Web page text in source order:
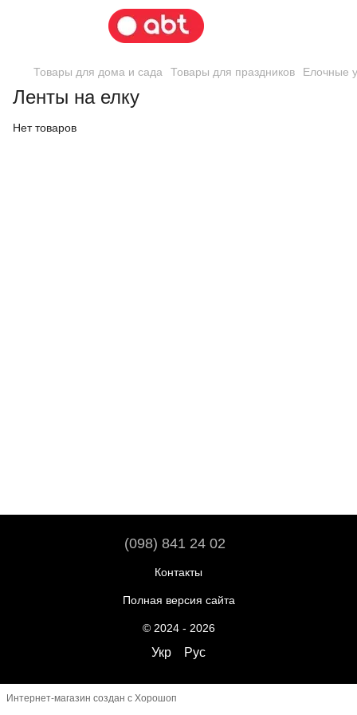
Товары для дома и сада Товары для праздников Елочные
Ленты на елку
Нет товаров
(098) 841 24 02
Контакты
Полная версия сайта
© 2024 - 2026
Укр Рус
Интернет-магазин создан с Хорошоп